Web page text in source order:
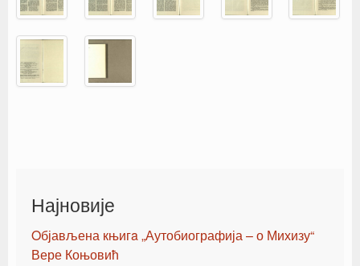
Најновије
Oбјављена књигa „Аутобиографија – о Михизу“
Вере Коњовић